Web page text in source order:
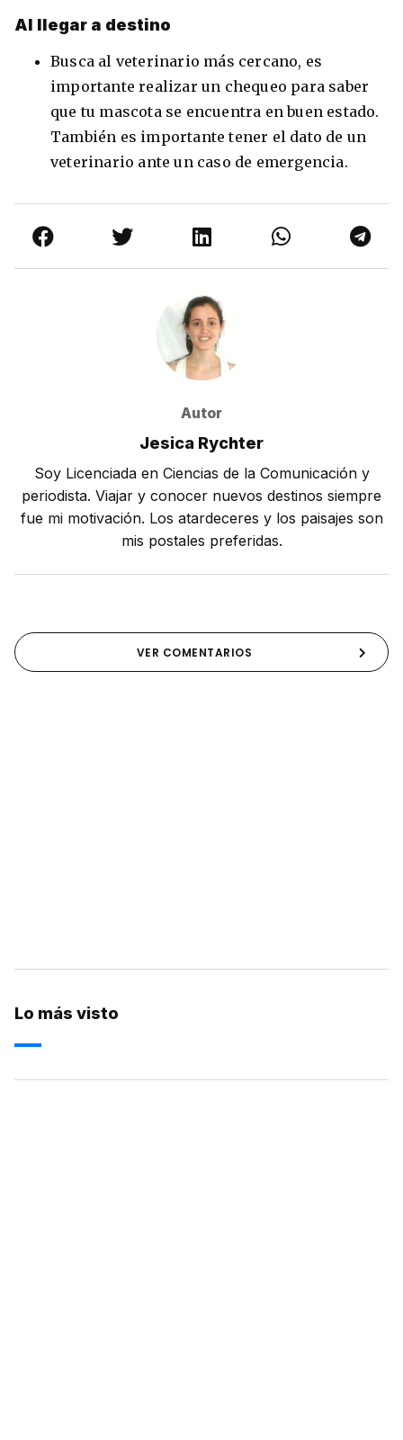
Al llegar a destino
Busca al veterinario más cercano, es
importante realizar un chequeo para saber
que tu mascota se encuentra en buen estado.
También es importante tener el dato de un
veterinario ante un caso de emergencia.
Autor
Jesica Rychter
Soy Licenciada en Ciencias de la Comunicación y
periodista. Viajar y conocer nuevos destinos siempre
fue mi motivación. Los atardeceres y los paisajes son
mis postales preferidas.
VER COMENTARIOS
Lo más visto